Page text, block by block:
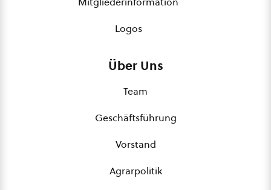
Logos
Über Uns
Team
Geschäftsführung
Vorstand
Agrarpolitik